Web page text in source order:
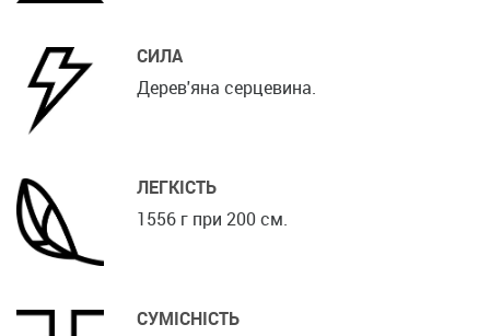
СИЛА
Дерев'яна серцевина.
ЛЕГКІСТЬ
1556 г при 200 см.
СУМІСНІСТЬ